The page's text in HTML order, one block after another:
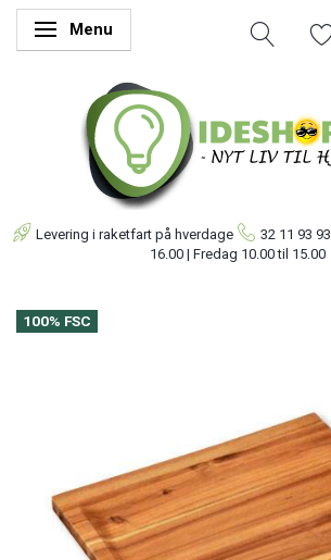
Skifte navigation
Menu
Levering i raketfart på hverdage 32 11 93 93
16.00 | Fredag 10.00 til 15.00
100% FSC